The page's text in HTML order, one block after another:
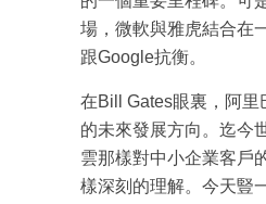
場，微軟與雅虎結合在
跟Google抗衡。
在Bill Gates眼裏，阿里
的未來發展方向。迄今
雲那樣對中小企業客戶
樣深刻的理解。今天豎